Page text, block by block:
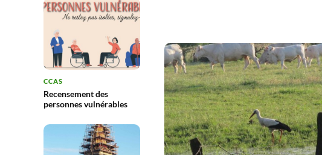
CCAS
Recensement des
personnes vulnérables